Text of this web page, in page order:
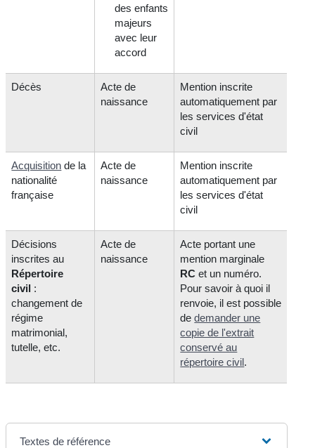
des enfants
majeurs
avec leur
accord
Décès
Acte de
naissance
Mention inscrite
automatiquement par
les services d'état
civil
Acquisition de la
nationalité
française
Acte de
naissance
Mention inscrite
automatiquement par
les services d'état
civil
Décisions
inscrites au
Répertoire
civil :
changement de
régime
matrimonial,
tutelle, etc.
Acte de
naissance
Acte portant une
mention marginale
RC et un numéro.
Pour savoir à quoi il
renvoie, il est possible
dedemander une
copie de l'extrait
conservé au
répertoire civil.
Textes de référence